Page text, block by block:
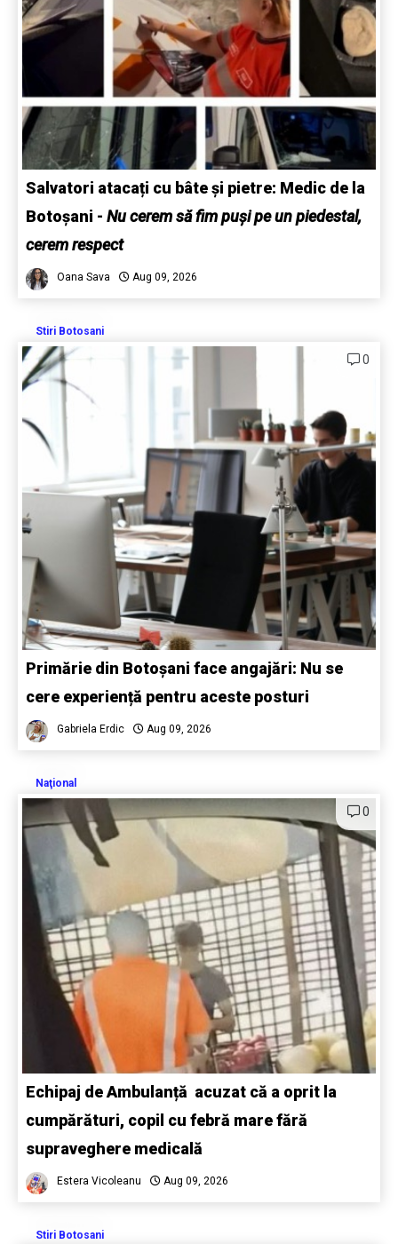
Salvatori atacați cu bâte și pietre: Medic de la
Botoșani - Nu cerem să fim puși pe un piedestal,
cerem respect
Oana Sava Aug 09, 2026
Stiri Botosani
0
Primărie din Botoșani face angajări: Nu se
cere experiență pentru aceste posturi
Gabriela Erdic Aug 09, 2026
Naţional
0
Echipaj de Ambulanță acuzat că a oprit la
cumpărături, copil cu febră mare fără
supraveghere medicală
Estera Vicoleanu Aug 09, 2026
Stiri Botosani